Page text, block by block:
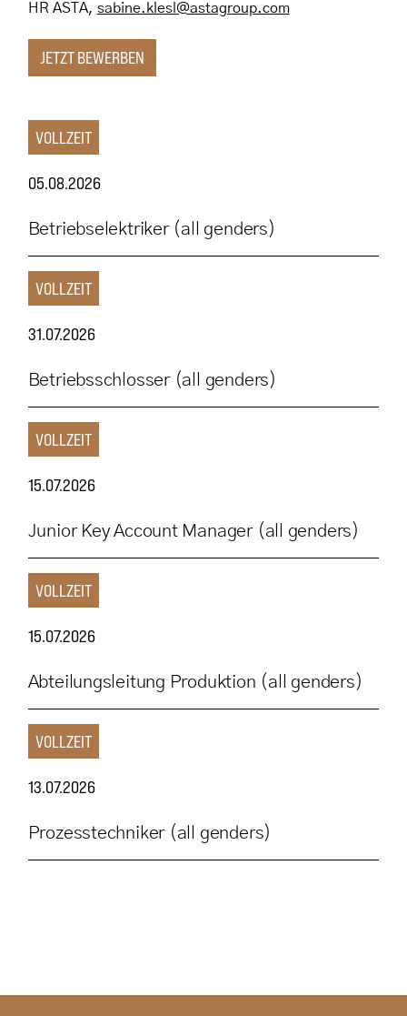
HR ASTA, sabine.klesl@astagroup.com
JETZT BEWERBEN
VOLLZEIT
05.08.2026
Betriebselektriker (all genders)
VOLLZEIT
31.07.2026
Betriebsschlosser (all genders)
VOLLZEIT
15.07.2026
Junior Key Account Manager (all genders)
VOLLZEIT
15.07.2026
Abteilungsleitung Produktion (all genders)
VOLLZEIT
13.07.2026
Prozesstechniker (all genders)